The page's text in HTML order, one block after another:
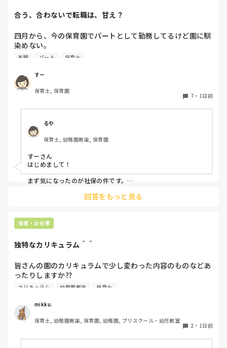
合う、合わないで転職は、甘え？
四月から、今の保育園でパートとして勤務してるけど園に馴
染めない。
前勤務してた園は8年続いたのに。。
なんでこんなに馴染めないんだろう。。
先生達はいい人達だと思う。
いし、気になる。気にしないようにしてる。
休憩中とか話の輪に入って話す時もあれば、話したくない
時、不慣れからか、人見知りで、喋れない時がある。みんな
でワイワイ話してすごいなって思う。
会社内の働き方改革か、来年から、扶養内は106万だけにな
るらしい。社保に入るなら週5にしなきゃいけないみた
い。。。今の自分は、まだそんなに働けない。。
子どもはかわいいけど、毎日体痛いし、疲れました。
他の職場を探そうかな。甘えでしょうか？
転職 パート 保育士
すー
保育士, 保育園
7 ・ 1日前
るや
保育士, 幼稚園教諭, 保育園
すーさん
はじめまして！
まず気になったのが社保の件です。
せば加入対象となります。
企業規模要件の段階的撤廃：現行の「従業員数51人以上」の要
的に全企業（1人以上）へ拡大されます。
従業員数がこの条件より少ない法人？でしょうか？
合う合わないは誰にでもあるし、それを早い段階で見極めるこ
とも必要だと思っています。
何が合わなかったのか。
次に同じことにならないためにちょっと考えてみると良いかも
です😊
回答をもっと見る
保育・お仕事
独特なカリキュラム＾＾
皆さんの園のカリキュラムで少し変わった内容のものなどあ
ったりしますか⁇
のみ）・乾布摩擦（年中組以上児が体育の時間に体操服の上
から行っています）があります。
♪
カリキュラム 幼稚園教諭 保育士
mikku.
保育士, 幼稚園教諭, 保育園, 幼稚園, プリスクール・幼児教室
2 ・ 1日前